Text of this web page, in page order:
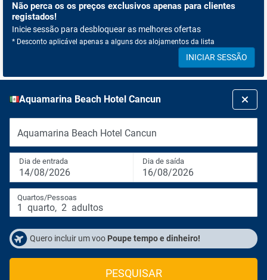
Não perca os os preços exclusivos apenas para clientes
registados!
Inicie sessão para desbloquear as melhores ofertas
* Desconto aplicável apenas a alguns dos alojamentos da lista
INICIAR SESSÃO
Aquamarina Beach Hotel Cancun
Aquamarina Beach Hotel Cancun
Dia de entrada
14/08/2026
Dia de saída
16/08/2026
Quartos/Pessoas
1 quarto, 2 adultos
Quero incluir um voo Poupe tempo e dinheiro!
PESQUISAR